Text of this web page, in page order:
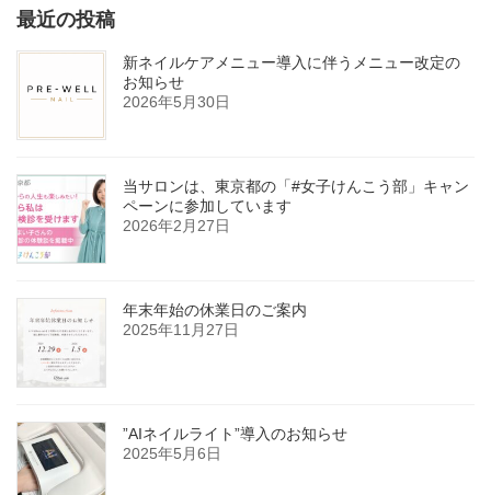
最近の投稿
新ネイルケアメニュー導入に伴うメニュー改定の
お知らせ
2026年5月30日
当サロンは、東京都の「#女子けんこう部」キャン
ペーンに参加しています
2026年2月27日
年末年始の休業日のご案内
2025年11月27日
”AIネイルライト”導入のお知らせ
2025年5月6日